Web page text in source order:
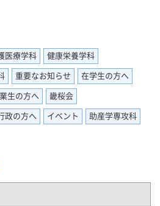
医療学科 健康栄養学科
重要なお知らせ 在学生の方へ
生の方へ 畿桜会
政の方へ イベント 助産学専攻科